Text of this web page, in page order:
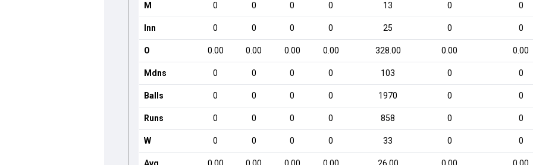
M 0 0 0 0 13 0 0
Inn 0 0 0 0 25 0 0
O 0.00 0.00 0.00 0.00 328.00 0.00 0.00
Mdns 0 0 0 0 103 0 0
Balls 0 0 0 0 1970 0 0
Runs 0 0 0 0 858 0 0
W 0 0 0 0 33 0 0